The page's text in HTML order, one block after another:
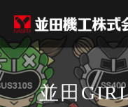
並田